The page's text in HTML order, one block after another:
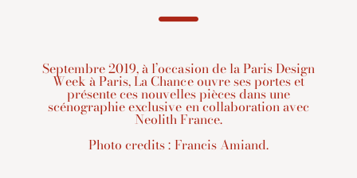
Septembre 2019, à l’occasion de la Paris Design
Week à Paris, La Chance ouvre ses portes et
présente ces nouvelles pièces dans une
scénographie exclusive en collaboration avec
Neolith France.
Photo credits : Francis Amiand.